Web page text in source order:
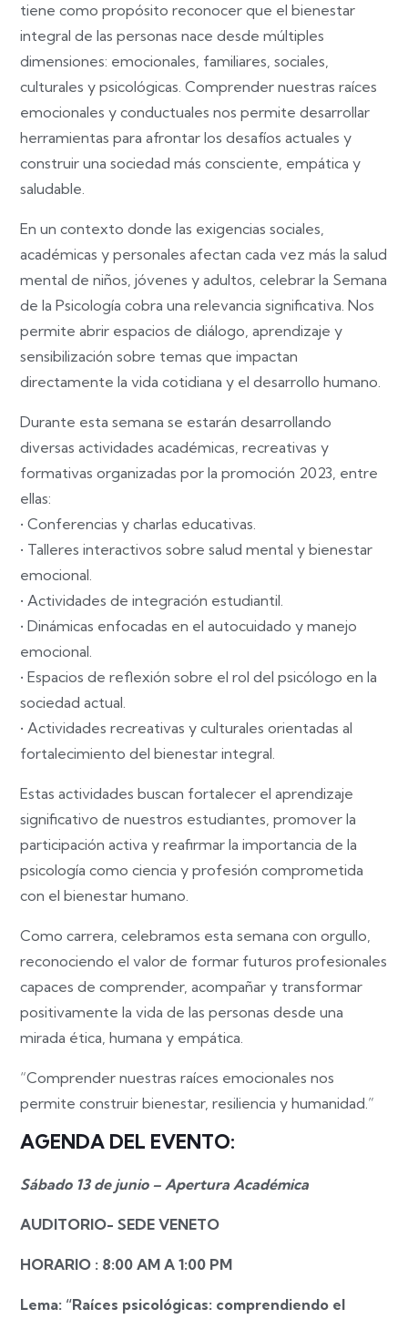
tiene como propósito reconocer que el bienestar
integral de las personas nace desde múltiples
dimensiones: emocionales, familiares, sociales,
culturales y psicológicas. Comprender nuestras raíces
emocionales y conductuales nos permite desarrollar
herramientas para afrontar los desafíos actuales y
construir una sociedad más consciente, empática y
saludable.
En un contexto donde las exigencias sociales,
académicas y personales afectan cada vez más la salud
mental de niños, jóvenes y adultos, celebrar la Semana
de la Psicología cobra una relevancia significativa. Nos
permite abrir espacios de diálogo, aprendizaje y
sensibilización sobre temas que impactan
directamente la vida cotidiana y el desarrollo humano.
Durante esta semana se estarán desarrollando
diversas actividades académicas, recreativas y
formativas organizadas por la promoción 2023, entre
ellas:
• Conferencias y charlas educativas.
• Talleres interactivos sobre salud mental y bienestar
emocional.
• Actividades de integración estudiantil.
• Dinámicas enfocadas en el autocuidado y manejo
emocional.
• Espacios de reflexión sobre el rol del psicólogo en la
sociedad actual.
• Actividades recreativas y culturales orientadas al
fortalecimiento del bienestar integral.
Estas actividades buscan fortalecer el aprendizaje
significativo de nuestros estudiantes, promover la
participación activa y reafirmar la importancia de la
psicología como ciencia y profesión comprometida
con el bienestar humano.
Como carrera, celebramos esta semana con orgullo,
reconociendo el valor de formar futuros profesionales
capaces de comprender, acompañar y transformar
positivamente la vida de las personas desde una
mirada ética, humana y empática.
“Comprender nuestras raíces emocionales nos
permite construir bienestar, resiliencia y humanidad.”
AGENDA DEL EVENTO:
Sábado 13 de junio – Apertura Académica
AUDITORIO- SEDE VENETO
HORARIO : 8:00 AM A 1:00 PM
Lema: “Raíces psicológicas: comprendiendo el